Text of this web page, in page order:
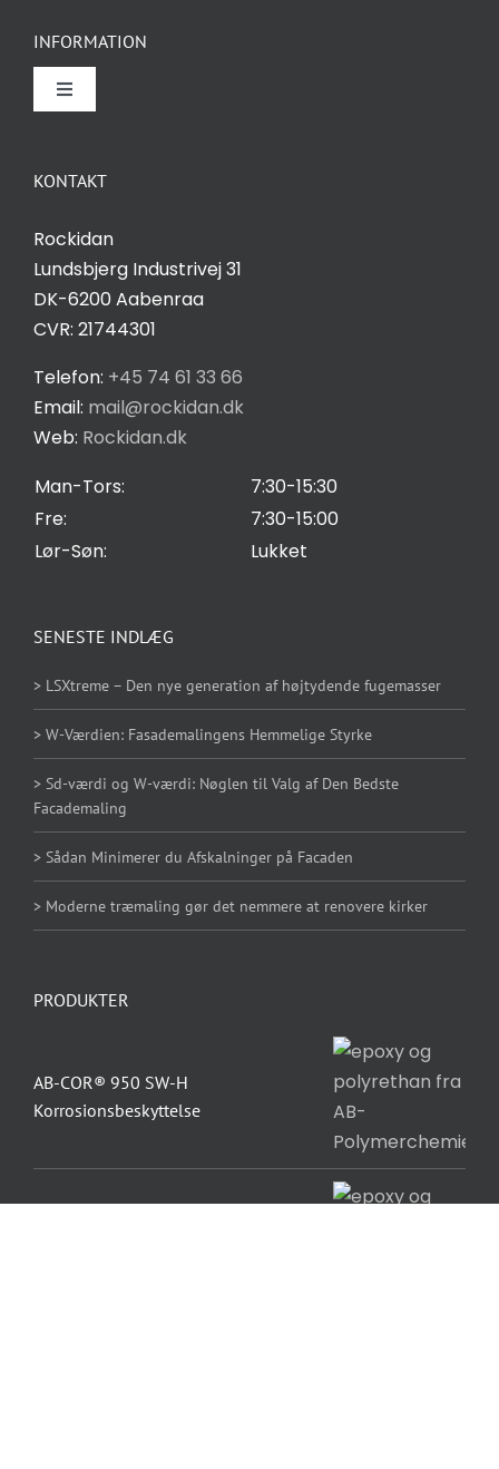
KONTAKT
Rockidan
Lundsbjerg Industrivej 31
DK-6200 Aabenraa
CVR: 21744301
Telefon: +45 74 61 33 66
Email: mail@rockidan.dk
Web: Rockidan.dk
Man-Tors:
7:30-15:30
Fre:
7:30-15:00
Lør-Søn:
Lukket
INFORMATION
Toggle
Salgs- og leveringsbetingelser
Privatlivspolitik
Cookie Indstilling
SENESTE INDLÆG
> LSXtreme – Den nye generation af højtydende fugemasser
> W-Værdien: Fasademalingens Hemmelige Styrke
> Sd-værdi og W-værdi: Nøglen til Valg af Den Bedste
Facademaling
> Sådan Minimerer du Afskalninger på Facaden
> Moderne træmaling gør det nemmere at renovere kirker
PRODUKTER
AB-COR® 950 SW-H
Korrosionsbeskyttelse